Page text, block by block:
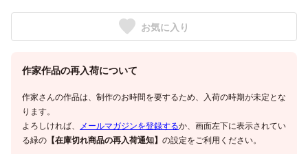
お気に入り
作家作品の再入荷について
作家さんの作品は、制作のお時間を要するため、入荷の時期が未定とな
ります。
よろしければ、
メールマガジンを登録するか、画面左下に表示されてい
る緑の 【在庫切れ商品の再入荷通知】 の設定をご利用ください。